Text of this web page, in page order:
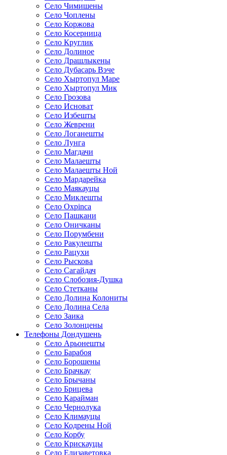
Село Чимишены
Село Чоплены
Село Коржова
Село Косерница
Село Круглик
Село Долиное
Село Драшлыкены
Село Дубасарь Вэче
Село Хыртопул Маре
Село Хыртопул Мик
Село Грозова
Село Исноват
Село Избешты
Село Жеврени
Село Логанешты
Село Лунга
Село Магдачи
Село Малаешты
Село Малаешты Ной
Село Мардарейка
Село Маякауцы
Село Миклешты
Село Охрinca
Село Пашкани
Село Оничканы
Село Порумбени
Село Ракулешты
Село Рацухи
Село Рыскова
Село Сагайдач
Село Слобозия-Душка
Село Стетканы
Село Долина Колониты
Село Долина Села
Село Заика
Село Золонцены
Телефоны Дондушень
Село Арьонешты
Село Барабоя
Село Борошены
Село Брачкау
Село Брычаны
Село Брицева
Село Карайман
Село Чернолука
Село Климауцы
Село Кодрены Ной
Село Корбу
Село Крискауцы
Село Елизаветовка